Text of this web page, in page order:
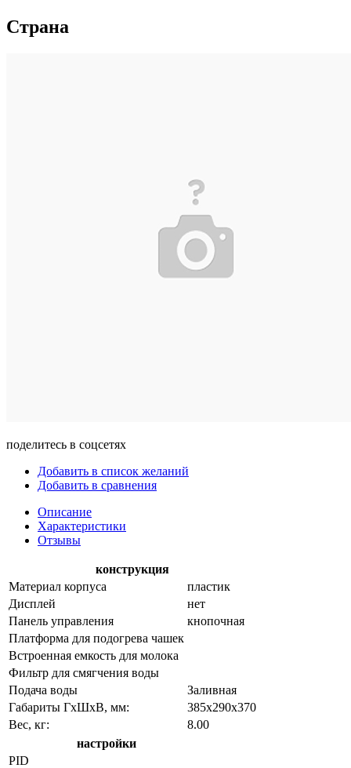
Страна
поделитесь в соцсетях
Добавить в список желаний
Добавить в сравнения
Описание
Характеристики
Отзывы
конструкция
Материал корпуса
пластик
Дисплей
нет
Панель управления
кнопочная
Платформа для подогрева чашек
Встроенная емкость для молока
Фильтр для смягчения воды
Подача воды
Заливная
Габариты ГхШхВ, мм:
385х290х370
Вес, кг:
8.00
настройки
PID